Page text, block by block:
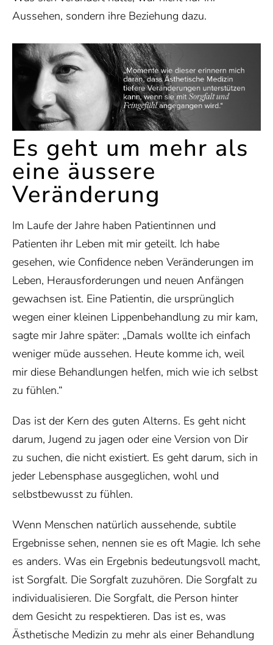
Aussehen, sondern ihre Beziehung dazu.
Es geht um mehr als
eine äussere
Veränderung
Im Laufe der Jahre haben Patientinnen und
Patienten ihr Leben mit mir geteilt. Ich habe
gesehen, wie Confidence neben Veränderungen im
Leben, Herausforderungen und neuen Anfängen
gewachsen ist. Eine Patientin, die ursprünglich
wegen einer kleinen Lippenbehandlung zu mir kam,
sagte mir Jahre später: „Damals wollte ich einfach
weniger müde aussehen. Heute komme ich, weil
mir diese Behandlungen helfen, mich wie ich selbst
zu fühlen.“
Das ist der Kern des guten Alterns. Es geht nicht
darum, Jugend zu jagen oder eine Version von Dir
zu suchen, die nicht existiert. Es geht darum, sich in
jeder Lebensphase ausgeglichen, wohl und
selbstbewusst zu fühlen.
Wenn Menschen natürlich aussehende, subtile
Ergebnisse sehen, nennen sie es oft Magie. Ich sehe
es anders. Was ein Ergebnis bedeutungsvoll macht,
ist Sorgfalt. Die Sorgfalt zuzuhören. Die Sorgfalt zu
individualisieren. Die Sorgfalt, die Person hinter
dem Gesicht zu respektieren. Das ist es, was
Ästhetische Medizin zu mehr als einer Behandlung